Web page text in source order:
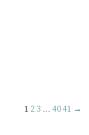
1 23 … 4041 →